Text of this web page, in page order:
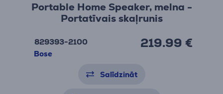
Portable Home Speaker, melna -
Portatīvais skaļrunis
829393-2100
Bose
219.99 €
Salīdzināt